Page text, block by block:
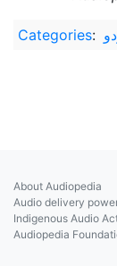
Categories:
About Audiopedia
Audio delivery
Indigenous Audio
Audiopedia